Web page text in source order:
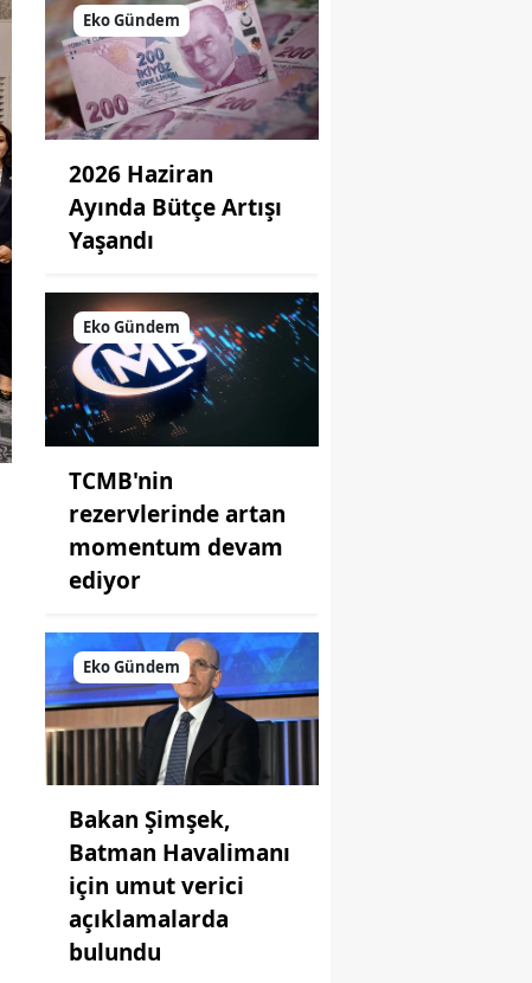
Eko Gündem
2026 Haziran
Ayında Bütçe Artışı
Yaşandı
Eko Gündem
TCMB'nin
rezervlerinde artan
momentum devam
ediyor
Eko Gündem
Bakan Şimşek,
Batman Havalimanı
için umut verici
açıklamalarda
bulundu